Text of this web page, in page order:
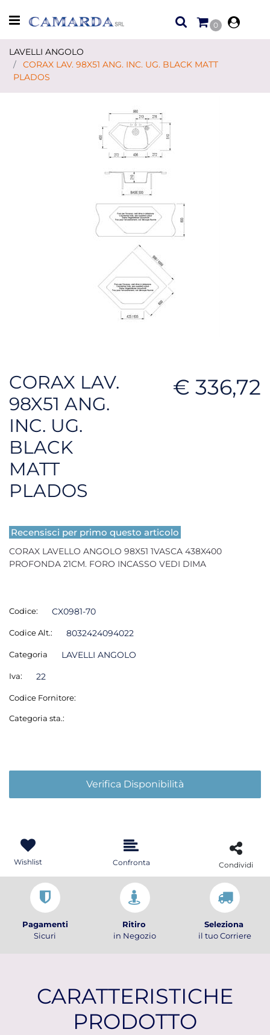
Open menu
0
LAVELLI ANGOLO
CORAX LAV. 98X51 ANG. INC. UG. BLACK MATT
PLADOS
CORAX LAV.
98X51 ANG.
INC. UG.
BLACK
MATT
PLADOS
€ 336,72
Recensisci per primo questo articolo
CORAX LAVELLO ANGOLO 98X51 1VASCA 438X400
PROFONDA 21CM. FORO INCASSO VEDI DIMA
Codice: CX0981-70
Codice Alt.: 8032424094022
Categoria LAVELLI ANGOLO
Iva: 22
Codice Fornitore:
Categoria sta.:
Verifica Disponibilità
Wishlist Confronta Condividi
Pagamenti
Sicuri
Ritiro
in Negozio
Seleziona
il tuo Corriere
CARATTERISTICHE
PRODOTTO